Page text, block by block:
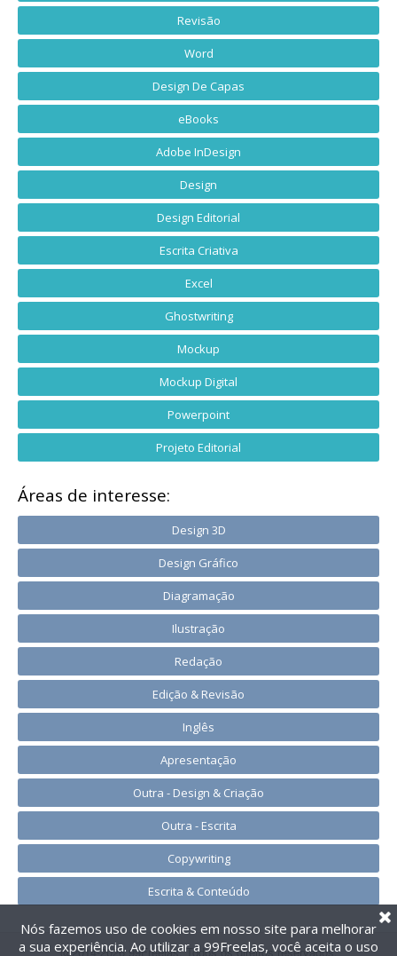
Revisão
Word
Design De Capas
eBooks
Adobe InDesign
Design
Design Editorial
Escrita Criativa
Excel
Ghostwriting
Mockup
Mockup Digital
Powerpoint
Projeto Editorial
Áreas de interesse:
Design 3D
Design Gráfico
Diagramação
Ilustração
Redação
Edição & Revisão
Inglês
Apresentação
Outra - Design & Criação
Outra - Escrita
Copywriting
Escrita & Conteúdo
@2014-2026 99Freelas. Todos os direitos reservados.
Nós fazemos uso de cookies em nosso site para melhorar
a sua experiência. Ao utilizar a 99Freelas, você aceita o uso